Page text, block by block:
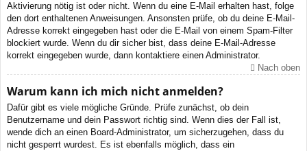
Aktivierung nötig ist oder nicht. Wenn du eine E-Mail erhalten hast, folge
den dort enthaltenen Anweisungen. Ansonsten prüfe, ob du deine E-Mail-
Adresse korrekt eingegeben hast oder die E-Mail von einem Spam-Filter
blockiert wurde. Wenn du dir sicher bist, dass deine E-Mail-Adresse
korrekt eingegeben wurde, dann kontaktiere einen Administrator.
Nach oben
Warum kann ich mich nicht anmelden?
Dafür gibt es viele mögliche Gründe. Prüfe zunächst, ob dein
Benutzername und dein Passwort richtig sind. Wenn dies der Fall ist,
wende dich an einen Board-Administrator, um sicherzugehen, dass du
nicht gesperrt wurdest. Es ist ebenfalls möglich, dass ein